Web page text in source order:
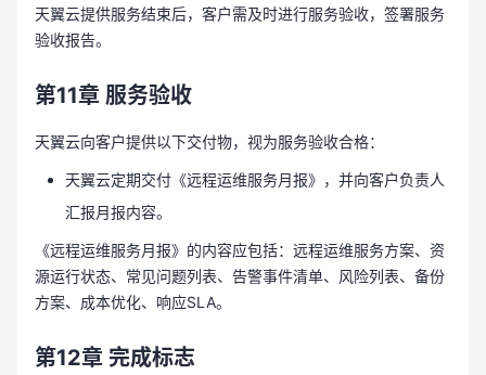
天翼云提供服务结束后，客户需及时进行服务验收，签署服务
验收报告。
第11章 服务验收
天翼云向客户提供以下交付物，视为服务验收合格：
天翼云定期交付《远程运维服务月报》，并向客户负责人
汇报月报内容。
《远程运维服务月报》的内容应包括：远程运维服务方案、资
源运行状态、常见问题列表、告警事件清单、风险列表、备份
方案、成本优化、响应SLA。
第12章 完成标志